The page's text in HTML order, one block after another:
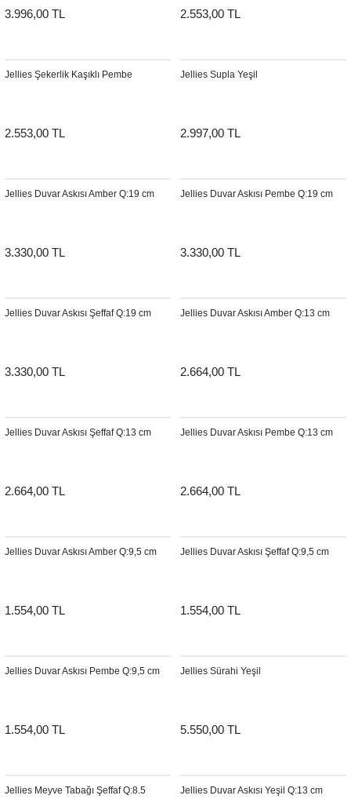
3.996,00 TL 2.553,00 TL
Jellies Şekerlik Kaşıklı Pembe
2.553,00 TL
Jellies Supla Yeşil
2.997,00 TL
Jellies Duvar Askısı Amber Q:19 cm
3.330,00 TL
Jellies Duvar Askısı Pembe Q:19 cm
3.330,00 TL
Jellies Duvar Askısı Şeffaf Q:19 cm
3.330,00 TL
Jellies Duvar Askısı Amber Q:13 cm
2.664,00 TL
Jellies Duvar Askısı Şeffaf Q:13 cm
2.664,00 TL
Jellies Duvar Askısı Pembe Q:13 cm
2.664,00 TL
Jellies Duvar Askısı Amber Q:9,5 cm
1.554,00 TL
Jellies Duvar Askısı Şeffaf Q:9,5 cm
1.554,00 TL
Jellies Duvar Askısı Pembe Q:9,5 cm
1.554,00 TL
Jellies Sürahi Yeşil
5.550,00 TL
Jellies Meyve Tabağı Şeffaf Q:8.5 Jellies Duvar Askısı Yeşil Q:13 cm